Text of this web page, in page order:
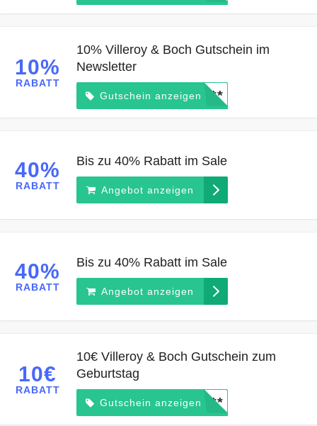
10%
RABATT
10% Villeroy & Boch Gutschein im
Newsletter
Gutschein anzeigen*****
40%
RABATT
Bis zu 40% Rabatt im Sale
Angebot anzeigen
40%
RABATT
Bis zu 40% Rabatt im Sale
Angebot anzeigen
10€
RABATT
10€ Villeroy & Boch Gutschein zum
Geburtstag
Gutschein anzeigen*****